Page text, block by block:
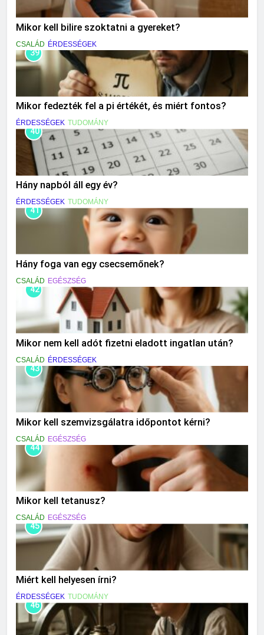
Mikor kell bilire szoktatni a gyereket?
CSALÁD ÉRDESSÉGEK
39
Mikor fedezték fel a pi értékét, és miért fontos?
ÉRDESSÉGEK TUDOMÁNY
40
Hány napból áll egy év?
ÉRDESSÉGEK TUDOMÁNY
41
Hány foga van egy csecsemőnek?
CSALÁD EGÉSZSÉG
42
Mikor nem kell adót fizetni eladott ingatlan után?
CSALÁD ÉRDESSÉGEK
43
Mikor kell szemvizsgálatra időpontot kérni?
CSALÁD EGÉSZSÉG
44
Mikor kell tetanusz?
CSALÁD EGÉSZSÉG
45
Miért kell helyesen írni?
ÉRDESSÉGEK TUDOMÁNY
46